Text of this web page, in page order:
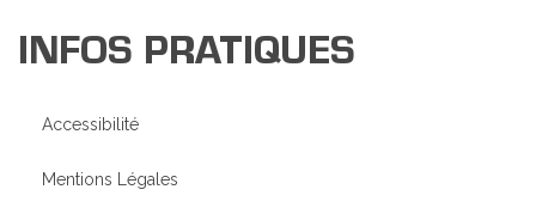
INFOS PRATIQUES
Accessibilité
Mentions Légales